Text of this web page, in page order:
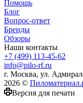
Помощь
Блог
Вопрос-ответ
Бренды
Обзоры
Наши контакты
+7 (499) 113-45-62
info@pilo-rf.ru
г. Москва, ул.
2026 ©
Версия для печати